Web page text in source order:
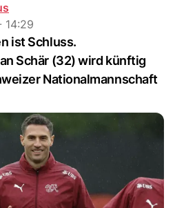
14:29
ist Schluss.
Schär (32) wird künftig
Nationalmannschaft